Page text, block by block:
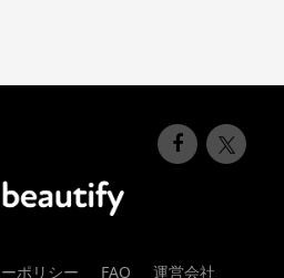
ポリシー FAQ 運営会社